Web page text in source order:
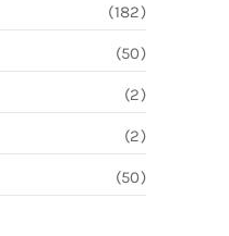
(182)
(50)
(2)
(2)
(50)